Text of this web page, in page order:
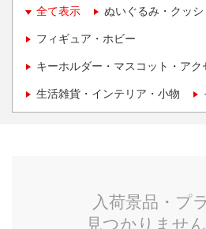
全て表示 ぬいぐるみ・クッシ
フィギュア・ホビー
キーホルダー・マスコット・アク
生活雑貨・インテリア・小物